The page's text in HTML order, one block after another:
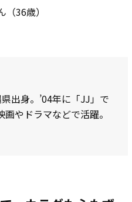
36歳）
出身。’04年に「JJ」で
やドラマなどで活躍。